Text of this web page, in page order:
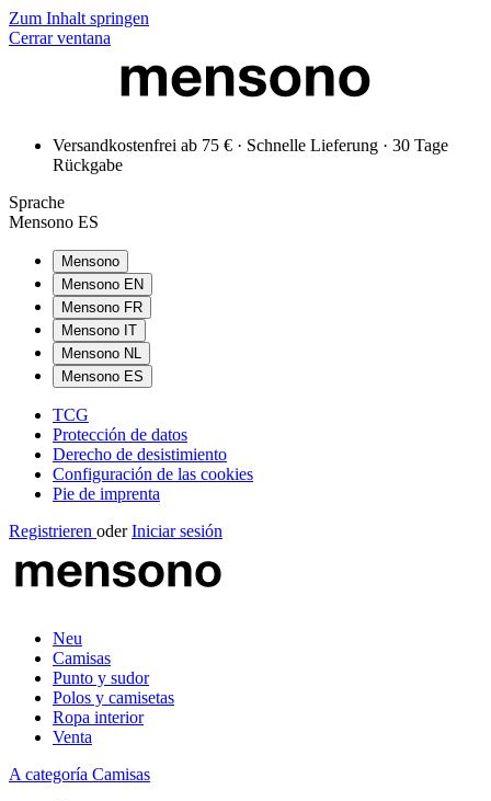
Zum Inhalt springen
Cerrar ventana
Versandkostenfrei ab 75 € · Schnelle Lieferung · 30 Tage
Rückgabe
Sprache
Mensono ES
Mensono
Mensono EN
Mensono FR
Mensono IT
Mensono NL
Mensono ES
TCG
Protección de datos
Derecho de desistimiento
Configuración de las cookies
Pie de imprenta
Registrieren oder Iniciar sesión
Neu
Camisas
Punto y sudor
Polos y camisetas
Ropa interior
Venta
A categoría Camisas